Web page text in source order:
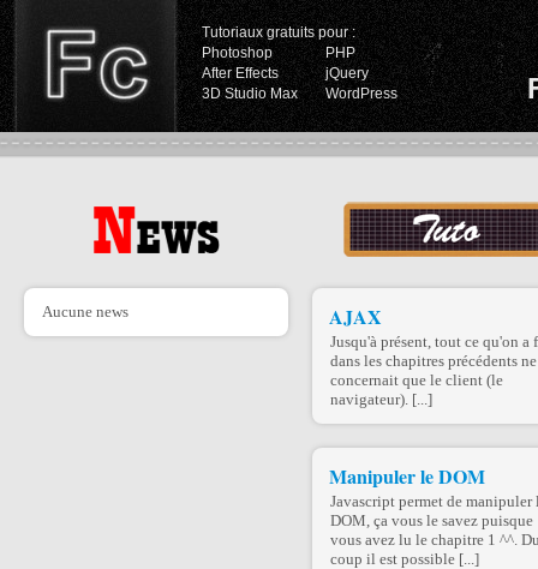
Tutoriaux gratuits pour :
Photoshop
PHP
After Effects
jQuery
3D Studio Max
WordPress
Aucune news AJAX
Jusqu'à présent, tout ce qu'on a
dans les chapitres précédents ne
concernait que le client (le
navigateur). [...]
Manipuler le DOM
Javascript permet de manipuler
DOM, ça vous le savez puisque
vous avez lu le chapitre 1 ^^.
coup il est possible [...]